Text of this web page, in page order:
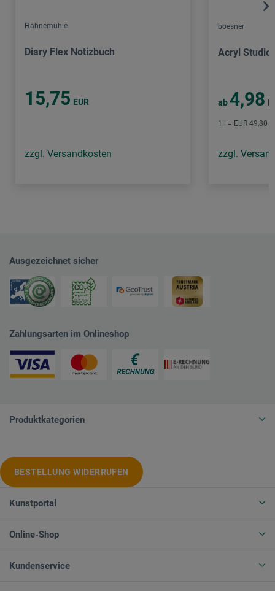
Hahnemühle
Diary Flex Notizbuch
15,75 EUR
zzgl. Versandkosten
boesner
Acryl Studio
ab 4,98
1 l = EUR 49,80
zzgl.
Ausgezeichnet sicher
Zahlungsarten im Onlineshop
Produktkategorien
BESTELLUNG WIDERRUFEN
Kunstportal
Online-Shop
Kundenservice